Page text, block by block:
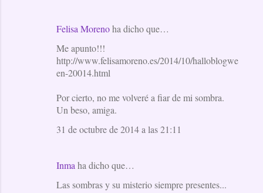
Felisa Morenoha dicho que…
Me apunto!!!
http://www.felisamoreno.es/2014/10/halloblogwe
en-20014.html
Por cierto, no me volveré a fiar de mi sombra.
Un beso, amiga.
31 de octubre de 2014 a las 21:11
Inma ha dicho que…
Las sombras y su misterio siempre presentes...